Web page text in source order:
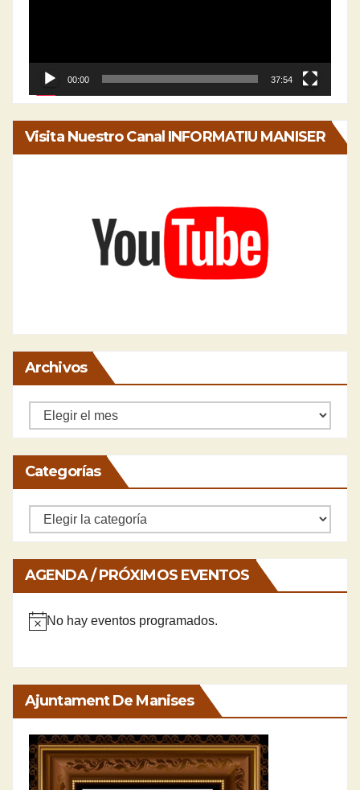
00:00 37:54
Visita Nuestro Canal INFORMATIU MANISER
Archivos
Archivos
Categorías
Categorías
AGENDA / PRÓXIMOS EVENTOS
A
s
No hay eventos programados.
Ajuntament De Manises